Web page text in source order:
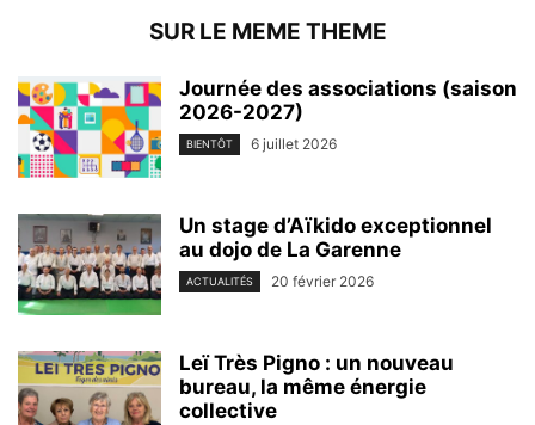
SUR LE MEME THEME
Journée des associations (saison
2026-2027)
BIENTÔT 6 juillet 2026
Un stage d’Aïkido exceptionnel
au dojo de La Garenne
ACTUALITÉS 20 février 2026
Leï Très Pigno : un nouveau
bureau, la même énergie
collective